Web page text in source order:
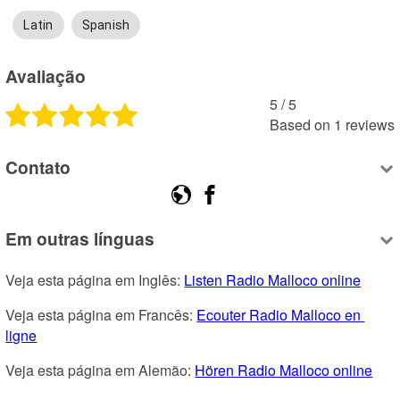
Latin Spanish
Avaliação
5 /5
Based on 1 reviews
Contato
Em outras línguas
Veja esta página em Inglês: Listen Radio Malloco online
Veja esta página em Francês: Ecouter Radio Malloco en
ligne
Veja esta página em Alemão: Hören Radio Malloco online